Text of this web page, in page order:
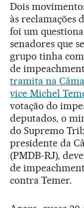
Dois
às reclamações
foi um
senadores que
grupo tinha
de
tramita na
vice Michel
votação do
deputados, o
do Supremo
presidente da
(PMDB-RJ),
de
contra Temer.